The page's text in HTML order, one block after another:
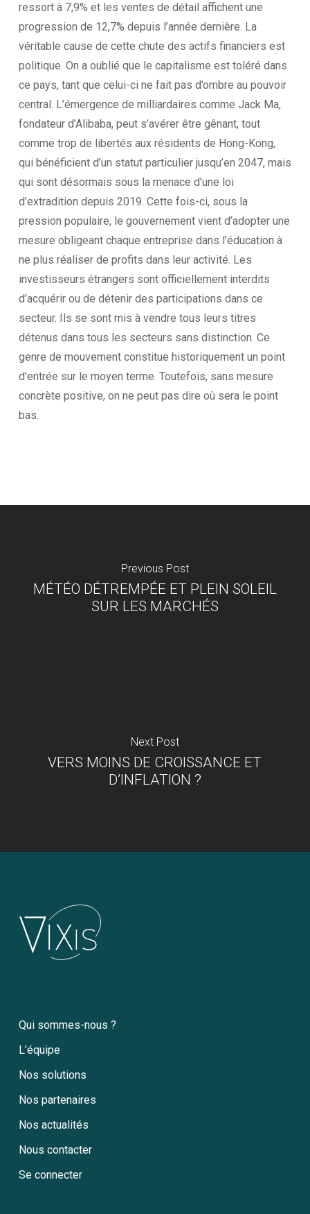
ressort à 7,9% et les ventes de détail affichent une
progression de 12,7% depuis l’année dernière. La
véritable cause de cette chute des actifs financiers est
politique. On a oublié que le capitalisme est toléré dans
ce pays, tant que celui-ci ne fait pas d’ombre au pouvoir
central. L’émergence de milliardaires comme Jack Ma,
fondateur d’Alibaba, peut s’avérer être gênant, tout
comme trop de libertés aux résidents de Hong-Kong,
qui bénéficient d’un statut particulier jusqu’en 2047, mais
qui sont désormais sous la menace d’une loi
d’extradition depuis 2019. Cette fois-ci, sous la
pression populaire, le gouvernement vient d’adopter une
mesure obligeant chaque entreprise dans l’éducation à
ne plus réaliser de profits dans leur activité. Les
investisseurs étrangers sont officiellement interdits
d’acquérir ou de détenir des participations dans ce
secteur. Ils se sont mis à vendre tous leurs titres
détenus dans tous les secteurs sans distinction. Ce
genre de mouvement constitue historiquement un point
d’entrée sur le moyen terme. Toutefois, sans mesure
concrète positive, on ne peut pas dire où sera le point
bas.
Previous Post
MÉTÉO DÉTREMPÉE ET PLEIN SOLEIL
SUR LES MARCHÉS
Next Post
VERS MOINS DE CROISSANCE ET
D’INFLATION ?
Qui sommes-nous ?
L’équipe
Nos solutions
Nos partenaires
Nos actualités
Nous contacter
Se connecter